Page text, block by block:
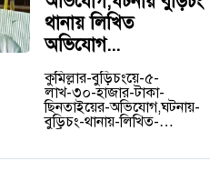
থানায় লিখিত
অভিযোগ...
কুমিল্লার-বুড়িচংয়ে-৫-
লাখ-৩০-হাজার-টাকা-
ছিনতাইয়ের-অভিযোগ,ঘটনায়-
বুড়িচং-থানায়-লিখিত-